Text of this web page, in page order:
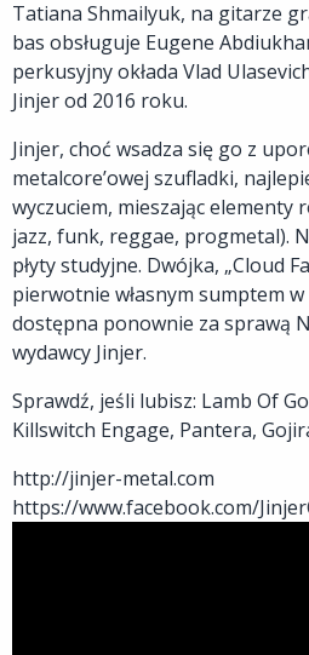
Tatiana Shmailyuk, na gitarze
bas obsługuje Eugene
perkusyjny okłada Vlad
Jinjer od 2016 roku.
Jinjer, choć wsadza się go z
metalcore’owej szufladki,
wyczuciem, mieszając elementy
jazz, funk, reggae, progmetal).
płyty studyjne. Dwójka, „Cloud
pierwotnie własnym sumptem
dostępna ponownie za sprawą
wydawcy Jinjer.
Sprawdź, jeśli lubisz: Lamb Of
Killswitch Engage, Pantera,
http://jinjer-metal.com
https://www.facebook.com/